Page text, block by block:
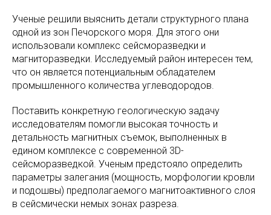
Ученые решили выяснить детали структурного плана
одной из зон Печорского моря. Для этого они
использовали комплекс сейсморазведки и
магниторазведки. Исследуемый район интересен тем,
что он является потенциальным обладателем
промышленного количества углеводородов.
Поставить конкретную геологическую задачу
исследователям помогли высокая точность и
детальность магнитных съемок, выполненных в
едином комплексе с современной 3D-
сейсморазведкой. Ученым предстояло определить
параметры залегания (мощность, морфологии кровли
и подошвы) предполагаемого магнитоактивного слоя
в сейсмически немых зонах разреза.